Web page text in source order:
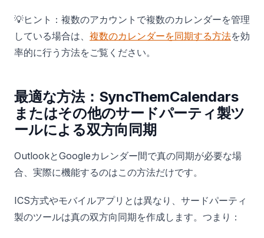
💡ヒント：複数のアカウントで複数のカレンダーを管理
している場合は、 複数のカレンダーを同期する方法を効
率的に行う方法をご覧ください。
最適な方法：SyncThemCalendars
またはその他のサードパーティ製ツ
ールによる双方向同期
OutlookとGoogleカレンダー間で真の同期が必要な場
合、実際に機能するのはこの方法だけです。
ICS方式やモバイルアプリとは異なり、サードパーティ
製のツールは真の双方向同期を作成します。つまり：